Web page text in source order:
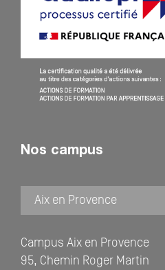
Nos campus
Campus Aix en Provence
95, Chemin Roger Martin